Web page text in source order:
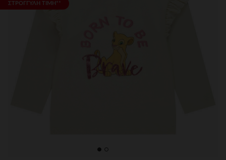
ΣΤΡΟΓΓΥΛΗ ΤΙΜΗ**